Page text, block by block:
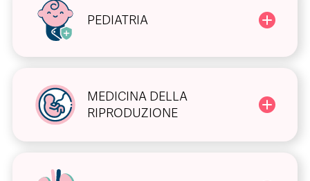
PEDIATRIA
MEDICINA DELLA
RIPRODUZIONE